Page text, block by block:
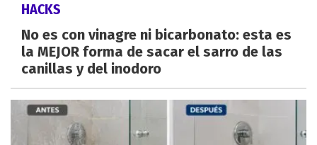
HACKS
No es con vinagre ni bicarbonato: esta es
la MEJOR forma de sacar el sarro de las
canillas y del inodoro